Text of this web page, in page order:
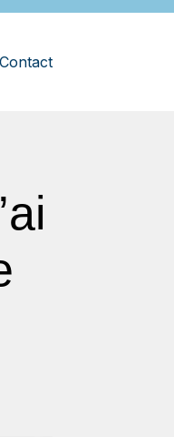
Contact